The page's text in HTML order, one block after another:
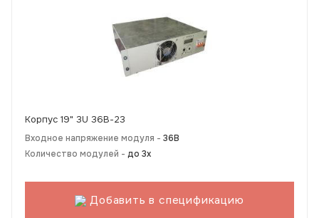
Корпус 19" 3U 36В-23
Входное напряжение модуля - 36В
Количество модулей - до 3х
Добавить в спецификацию